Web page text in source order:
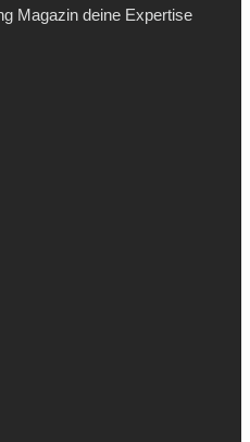
Magazin deine Expertise